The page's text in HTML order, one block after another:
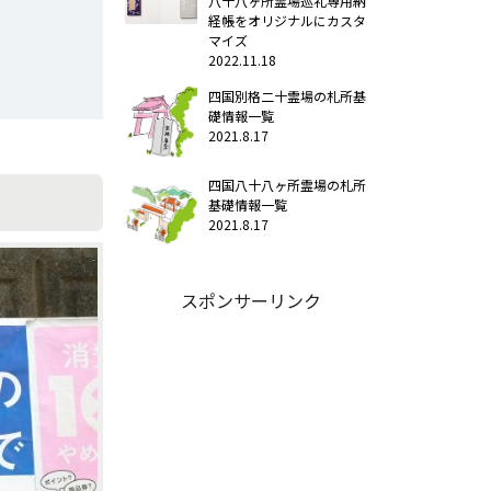
経帳をオリジナルにカスタ
マイズ
2022.11.18
四国別格二十霊場の札所基
礎情報一覧
2021.8.17
四国八十八ヶ所霊場の札所
基礎情報一覧
2021.8.17
スポンサーリンク